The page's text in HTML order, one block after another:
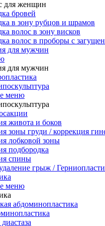
для женщин
бровей
в зону рубцов и шрамов
волос в зону висков
волос в проборы с
для мужчин
для мужчин
меню
живота и боков
зоны груди / коррекция
лобковой зоны
подбородка
спины
грыж /
меню
абдоминопластика